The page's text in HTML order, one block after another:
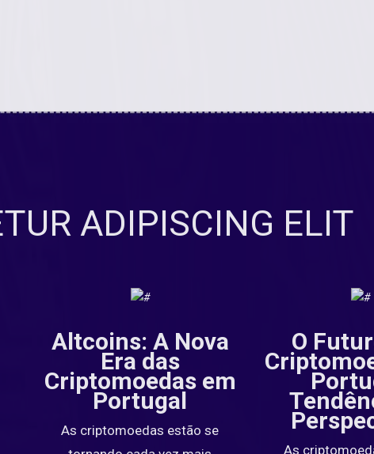
ADIPISCING ELIT
Altcoins: A Nova
Era das
Criptomoedas em
Portugal
As criptomoedas estão se
O
As